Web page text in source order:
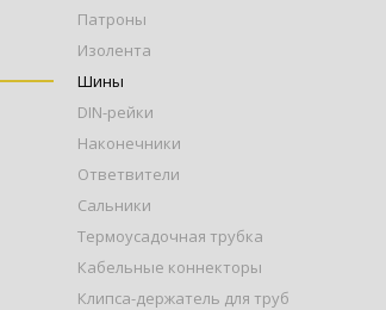
Патроны
Изолента
Шины
DIN-рейки
Наконечники
Ответвители
Сальники
Термоусадочная трубка
Кабельные коннекторы
Клипса-держатель для труб